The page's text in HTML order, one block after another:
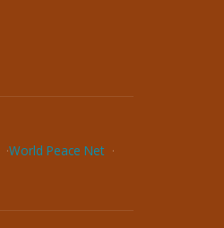
World Peace Net